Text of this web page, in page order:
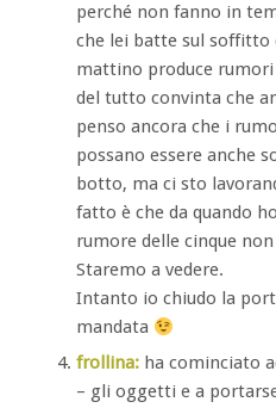
perché non fanno in
che lei batte sul soffitto
mattino produce
del tutto convinta che
penso ancora che i
possano essere anche
botto, ma ci sto
fatto è che da quando
rumore delle cinque
Staremo a vedere.
Intanto io chiudo la
mandata
frollina:ha cominciato
– gli oggetti e a